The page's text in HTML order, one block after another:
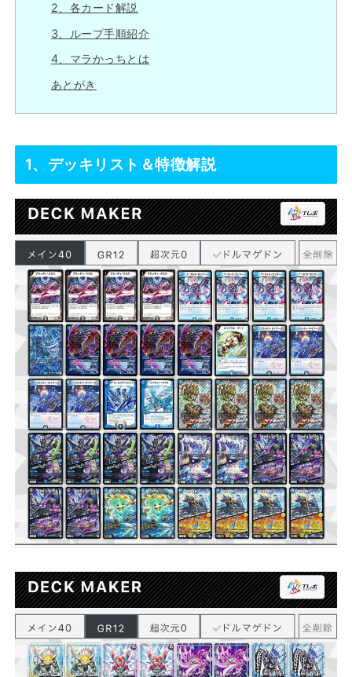
2、各カード解説
3、ループ手順紹介
4、マラかっちとは
あとがき
1、デッキリスト＆特徴解説